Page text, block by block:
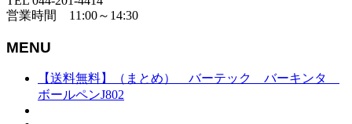
営業時間 11:00～14:30
MENU
【送料無料】（まとめ） バーテック バーキンタ
ボールペンJ802